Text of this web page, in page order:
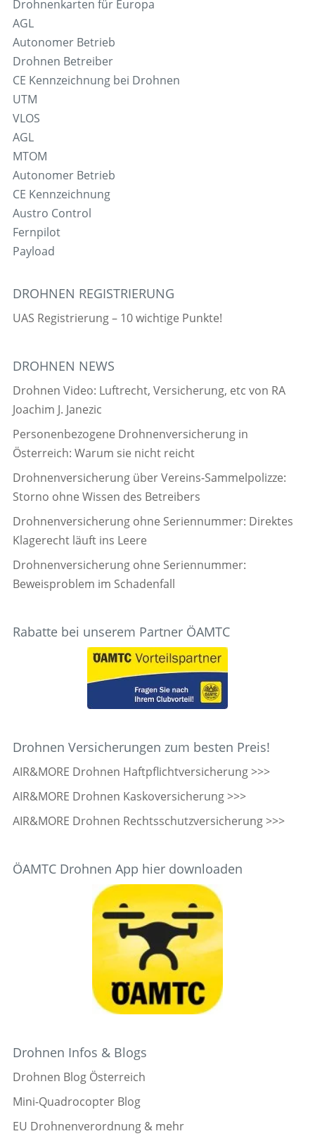
Drohnenkarten für Europa
AGL
Autonomer Betrieb
Drohnen Betreiber
CE Kennzeichnung bei Drohnen
UTM
VLOS
AGL
MTOM
Autonomer Betrieb
CE Kennzeichnung
Austro Control
Fernpilot
Payload
DROHNEN REGISTRIERUNG
UAS Registrierung – 10 wichtige Punkte!
DROHNEN NEWS
Drohnen Video: Luftrecht, Versicherung, etc von RA
Joachim J. Janezic
Personenbezogene Drohnenversicherung in
Österreich: Warum sie nicht reicht
Drohnenversicherung über Vereins-Sammelpolizze:
Storno ohne Wissen des Betreibers
Drohnenversicherung ohne Seriennummer: Direktes
Klagerecht läuft ins Leere
Drohnenversicherung ohne Seriennummer:
Beweisproblem im Schadenfall
Rabatte bei unserem Partner ÖAMTC
Drohnen Versicherungen zum besten Preis!
AIR&MORE Drohnen Haftpflichtversicherung >>>
AIR&MORE Drohnen Kaskoversicherung >>>
AIR&MORE Drohnen Rechtsschutzversicherung >>>
ÖAMTC Drohnen App hier downloaden
Drohnen Infos & Blogs
Drohnen Blog Österreich
Mini-Quadrocopter Blog
EU Drohnenverordnung & mehr